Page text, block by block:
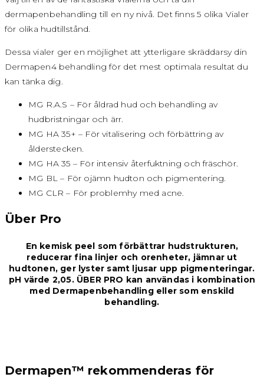
dermapenbehandling till en ny nivå. Det finns 5 olika Vialer
för olika hudtillstånd.
Dessa vialer ger en möjlighet att ytterligare skräddarsy din
Dermapen4 behandling för det mest optimala resultat du
kan tänka dig.
MG R.A.S – För åldrad hud och behandling av
hudbristningar och ärr.
MG HA 35+ – För vitalisering och förbättring av
ålderstecken.
MG HA 35 – För intensiv återfuktning och fräschör.
MG BL – För ojämn hudton och pigmentering.
MG CLR – För problemhy med acne.
Über Pro
En kemisk peel som förbättrar hudstrukturen,
reducerar fina linjer och orenheter, jämnar ut
hudtonen, ger lyster samt ljusar upp pigmenteringar.
pH värde 2,05. ÜBER PRO kan användas i kombination
med Dermapenbehandling eller som enskild
behandling.
Dermapen™ rekommenderas för